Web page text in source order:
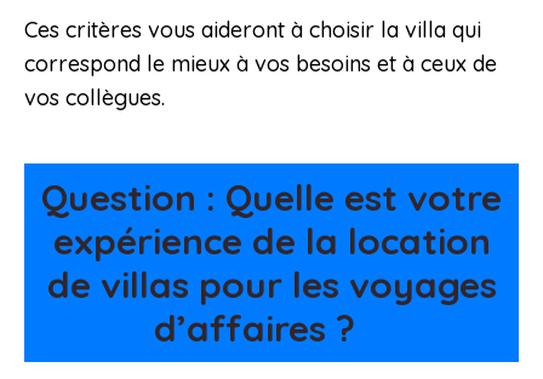
Ces critères vous aideront à choisir la villa qui
correspond le mieux à vos besoins et à ceux de
vos collègues.
Question : Quelle est votre
expérience de la location
de villas pour les voyages
d’affaires ?